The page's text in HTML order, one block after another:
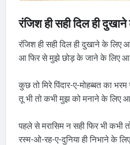
रंजिश ही सही दिल ही
रंजिश ही सही दिल ही दुखाने के लिए
आ फिर से मुझे छोड़ के जाने के लिए आ
कुछ तो मिरे पिंदार-ए-मोहब्बत का
तू भी तो कभी मुझ को मनाने के लिए आ
पहले से मरासिम न सही फिर भी कभी
रस्म-ओ-रह-ए-दुनिया ही निभाने के